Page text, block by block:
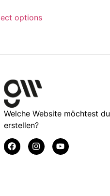
options
Welche Website möchtest du
erstellen?